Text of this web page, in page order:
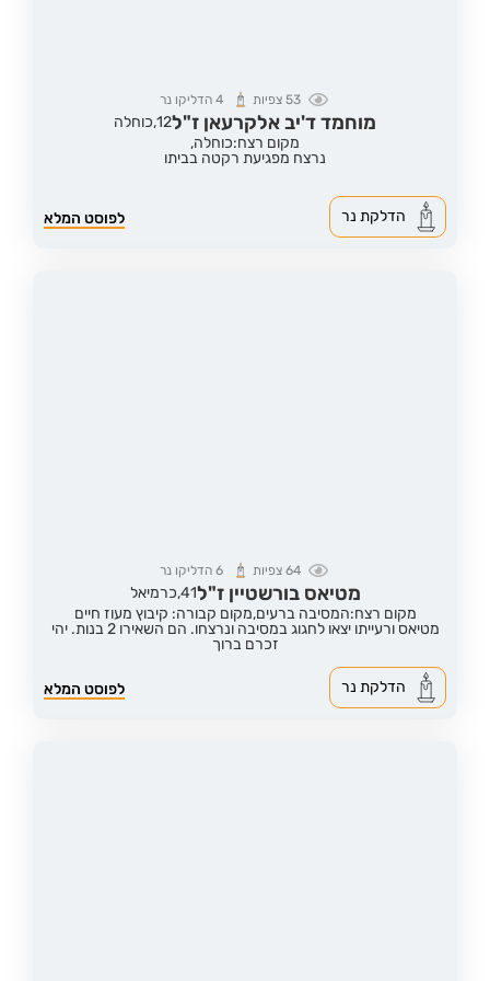
53צפיות 4 הדליקו נר
מוחמד ד'יב אלקרעאן ז"ל12, כוחלה
מקום רצח:כוחלה,
נרצח מפגיעת רקטה בביתו
לפוסט המלא הדלקת נר
64צפיות 6 הדליקו נר
מטיאס בורשטיין ז"ל41, כרמיאל
מקום רצח:המסיבה ברעים,מקום קבורה: קיבוץ מעוז חיים
מטיאס ורעייתו יצאו לחגוג במסיבה ונרצחו. הם השאירו 2 בנות. יהי
זכרם ברוך
לפוסט המלא הדלקת נר